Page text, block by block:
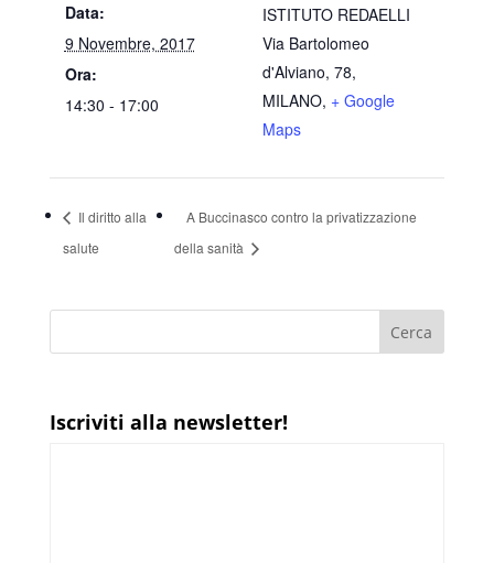
Data:
9 Novembre, 2017
Ora:
14:30 - 17:00
ISTITUTO REDAELLI
Via Bartolomeo
d'Alviano, 78,
MILANO, + Google
Maps
Il diritto alla
salute
A Buccinasco contro la privatizzazione
della sanità
Iscriviti alla newsletter!